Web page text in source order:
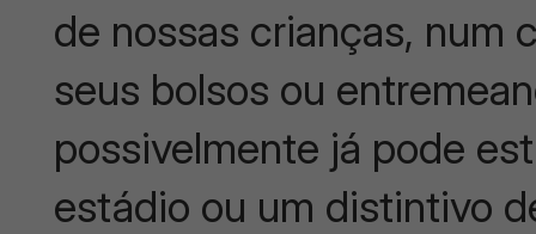
de nossas crianças, num
seus bolsos ou
possivelmente já pode
estádio ou um distintivo